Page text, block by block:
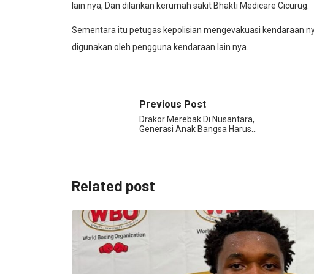
lain nya, Dan dilarikan kerumah sakit Bhakti Medicare Cicurug.
Sementara itu petugas kepolisian mengevakuasi kendaraan
digunakan oleh pengguna kendaraan lain nya.
Previous Post
Drakor Merebak Di Nusantara,
Generasi Anak Bangsa Harus…
Related post